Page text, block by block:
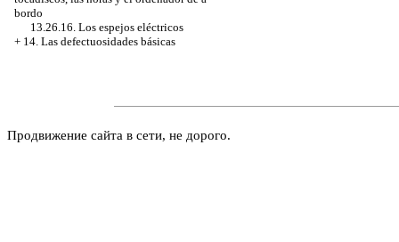
bordo
13.26.16. Los espejos eléctricos
+ 14. Las defectuosidades básicas
Продвижение сайта в сети, не дорого.